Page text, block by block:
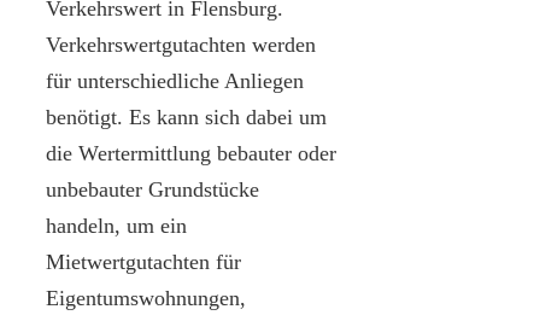
Verkehrswert in Flensburg.
Verkehrswertgutachten werden
für unterschiedliche Anliegen
benötigt. Es kann sich dabei um
die Wertermittlung bebauter oder
unbebauter Grundstücke
handeln, um ein
Mietwertgutachten für
Eigentumswohnungen,